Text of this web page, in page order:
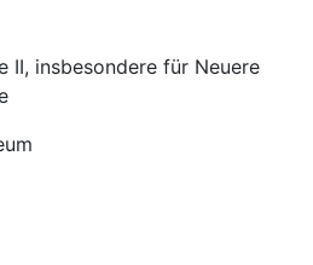
II, insbesondere für Neuere